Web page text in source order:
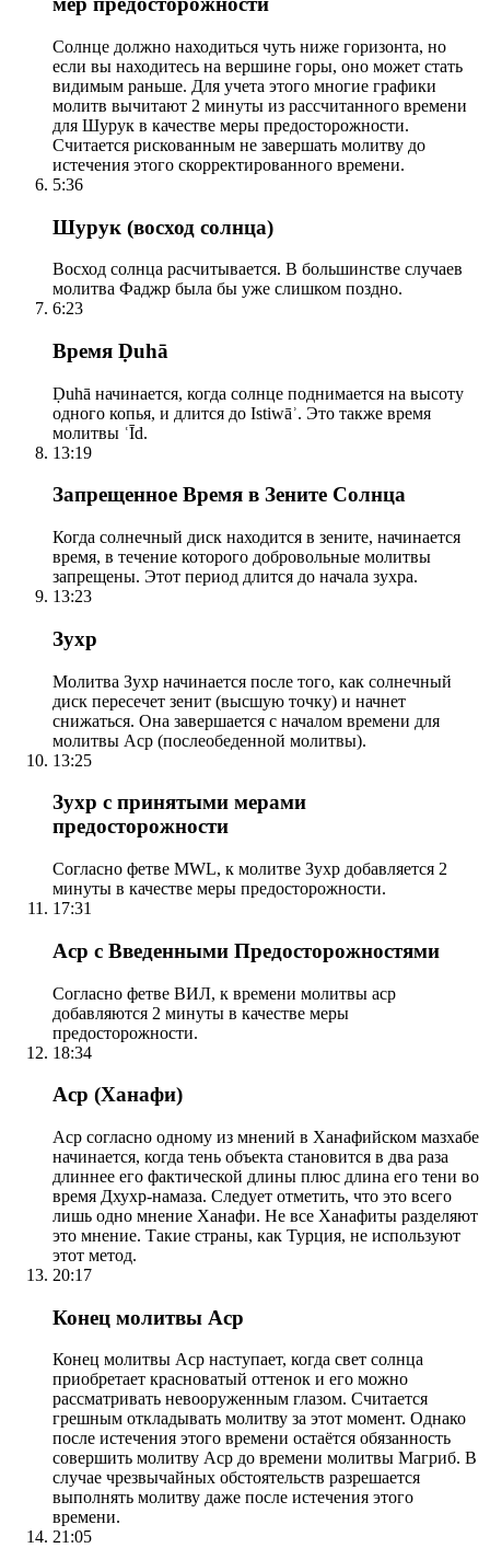
Солнце должно находиться чуть ниже горизонта, но
если вы находитесь на вершине горы, оно может стать
видимым раньше. Для учета этого многие графики
молитв вычитают 2 минуты из рассчитанного времени
для Шурук в качестве меры предосторожности.
Считается рискованным не завершать молитву до
истечения этого скорректированного времени.
5:36
Шурук (восход солнца)
Восход солнца расчитывается. В большинстве случаев
молитва Фаджр была бы уже слишком поздно.
6:23
Время Ḍuhā
Ḍuhā начинается, когда солнце поднимается на высоту
одного копья, и длится до Istiwāʾ. Это также время
молитвы ʿĪd.
13:19
Запрещенное Время в Зените Солнца
Когда солнечный диск находится в зените, начинается
время, в течение которого добровольные молитвы
запрещены. Этот период длится до начала зухра.
13:23
Зухр
Молитва Зухр начинается после того, как солнечный
диск пересечет зенит (высшую точку) и начнет
снижаться. Она завершается с началом времени для
молитвы Аср (послеобеденной молитвы).
13:25
Зухр с принятыми мерами
предосторожности
Согласно фетве MWL, к молитве Зухр добавляется 2
минуты в качестве меры предосторожности.
17:31
Аср с Введенными Предосторожностями
Согласно фетве ВИЛ, к времени молитвы аср
добавляются 2 минуты в качестве меры
предосторожности.
18:34
Аср (Ханафи)
Аср согласно одному из мнений в Ханафийском мазхабе
начинается, когда тень объекта становится в два раза
длиннее его фактической длины плюс длина его тени во
время Дхухр-намаза. Следует отметить, что это всего
лишь одно мнение Ханафи. Не все Ханафиты разделяют
это мнение. Такие страны, как Турция, не используют
этот метод.
20:17
Конец молитвы Аср
Конец молитвы Аср наступает, когда свет солнца
приобретает красноватый оттенок и его можно
рассматривать невооруженным глазом. Считается
грешным откладывать молитву за этот момент. Однако
после истечения этого времени остаётся обязанность
совершить молитву Аср до времени молитвы Магриб. В
случае чрезвычайных обстоятельств разрешается
выполнять молитву даже после истечения этого
времени.
21:05